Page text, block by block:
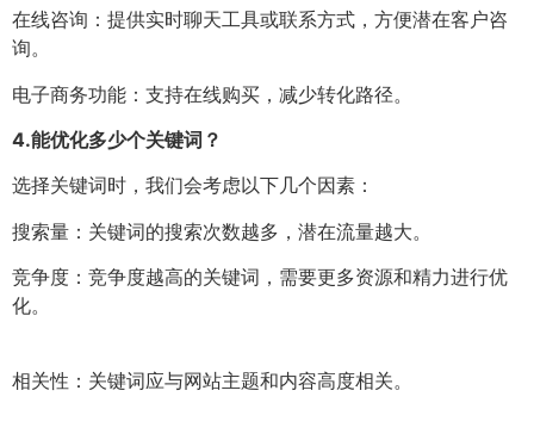
在线咨询：提供实时聊天工具或联系方式，方便潜在客户咨
询。
电子商务功能：支持在线购买，减少转化路径。
4.能优化多少个关键词？
选择关键词时，我们会考虑以下几个因素：
搜索量：关键词的搜索次数越多，潜在流量越大。
竞争度：竞争度越高的关键词，需要更多资源和精力进行优
化。
相关性：关键词应与网站主题和内容高度相关。